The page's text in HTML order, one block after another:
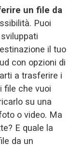
un file da
Puoi
il tuo
con opzioni di
a trasferire i
file che vuoi
su una
o video. Ma
E quale la
da un